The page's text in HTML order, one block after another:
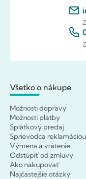
Všetko o nákupe
Možnosti dopravy
Možnosti platby
Splátkový predaj
Sprievodca reklamáciou
Výmena a vrátenie
Odstúpiť od zmluvy
Ako nakupovať
Najčastejšie otázky